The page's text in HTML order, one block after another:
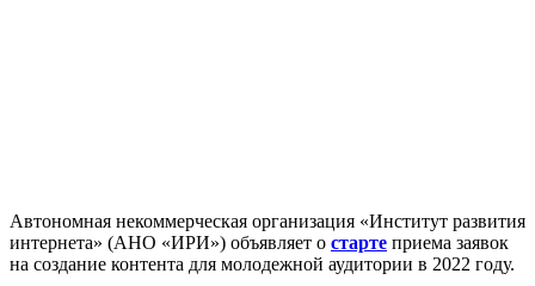
Автономная некоммерческая организация «Институт развития
интернета» (АНО «ИРИ») объявляет о старте приема заявок
на создание контента для молодежной аудитории в 2022 году.